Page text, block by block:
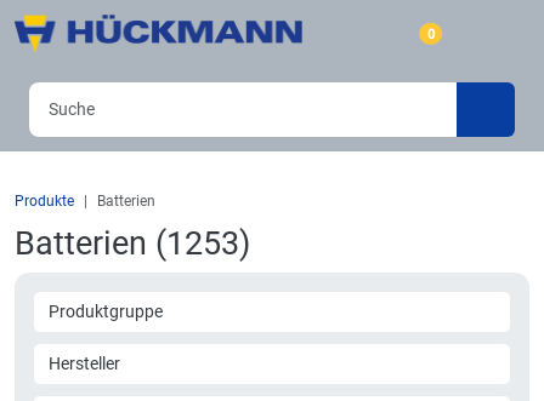
0
Produkte Batterien
Batterien (1253)
Produktgruppe
Hersteller